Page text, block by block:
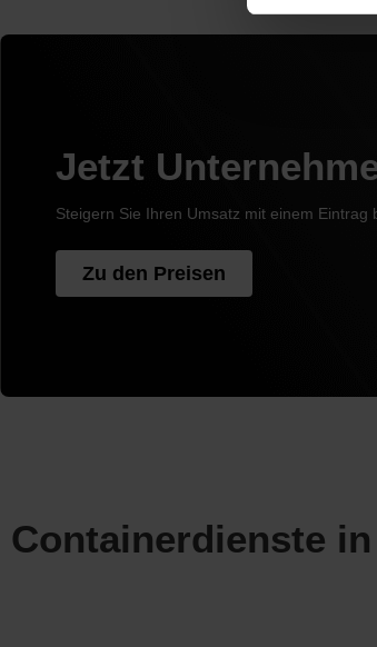
Jetzt
Steigern Sie Ihren Umsatz mit einem Eintrag
Zu den Preisen
Containerdienste